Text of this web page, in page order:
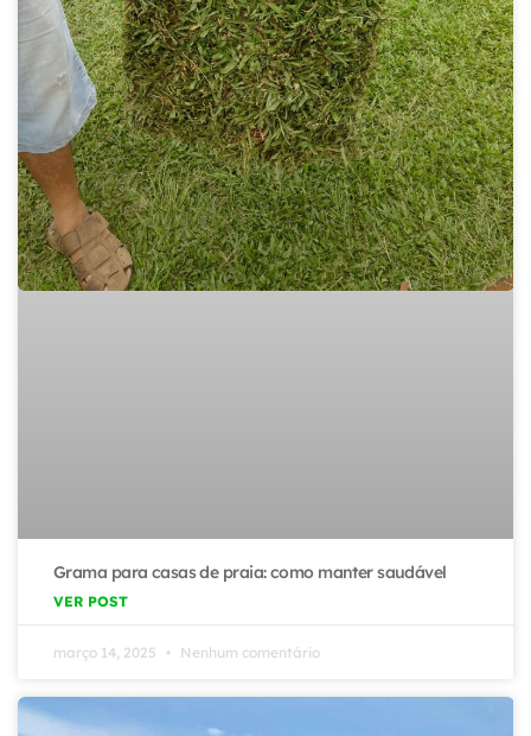
Grama para casas de praia: como manter saudável
VER POST
março 14, 2025 Nenhum comentário